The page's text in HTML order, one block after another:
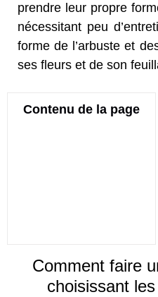
prendre leur propre
nécessitant peu
forme de l’arbuste et
ses fleurs et de son
Contenu de la page
Comment faire
choisissant